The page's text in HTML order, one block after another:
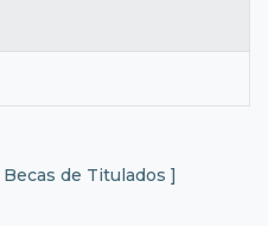
de Titulados ]